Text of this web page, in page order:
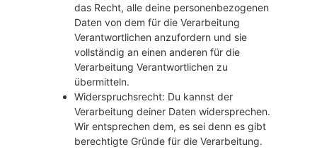
das Recht, alle deine personenbezogenen
Daten von dem für die Verarbeitung
Verantwortlichen anzufordern und sie
vollständig an einen anderen für die
Verarbeitung Verantwortlichen zu
übermitteln.
Widerspruchsrecht: Du kannst der
Verarbeitung deiner Daten widersprechen.
Wir entsprechen dem, es sei denn es gibt
berechtigte Gründe für die Verarbeitung.